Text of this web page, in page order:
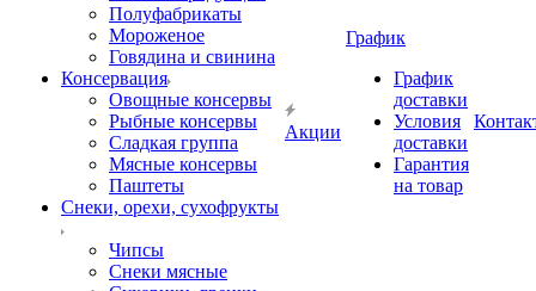
Полуфабрикаты
Мороженое
Говядина и свинина
Консервация
Овощные консервы
Рыбные консервы
Сладкая группа
Мясные консервы
Паштеты
Снеки, орехи, сухофрукты
Чипсы
Снеки мясные
Акции
График
График
доставки
Условия
доставки
Гарантия
на товар